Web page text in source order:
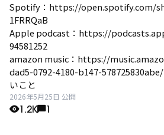
Spotify：https://open.spotify.com/
1FRRQaB
Apple podcast：https://
94581252
amazon music：https://
dad5-0792-4180-b147-
いこと
2026年5月25日 公開
1.2K 1